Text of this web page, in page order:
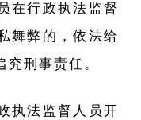
在行政执法监督
舞弊的，依法给
刑事责任。
执法监督人员开